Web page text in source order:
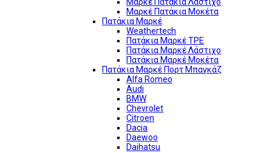
Μαρκέ Πατάκια Μοκέτα
Πατάκια Μαρκέ
Weathertech
Πατάκια Μαρκέ TPE
Πατάκια Μαρκέ Λάστιχο
Πατάκια Μαρκέ Μοκέτα
Πατάκια Μαρκέ Πορτ Μπαγκάζ
Alfa Romeo
Audi
BMW
Chevrolet
Citroen
Dacia
Daewoo
Daihatsu